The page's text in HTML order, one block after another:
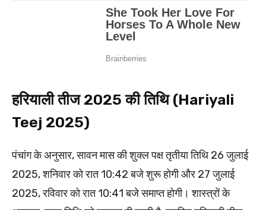
हरियाली तीज 2025 की तिथि (Hariyali
Teej 2025)
पंचांग के अनुसार, सावन मास की शुक्ल पक्ष तृतीया तिथि 26 जुलाई
2025, शनिवार को रात 10:42 बजे शुरू होगी और 27 जुलाई
2025, रविवार को रात 10:41 बजे समाप्त होगी। शास्त्रों के